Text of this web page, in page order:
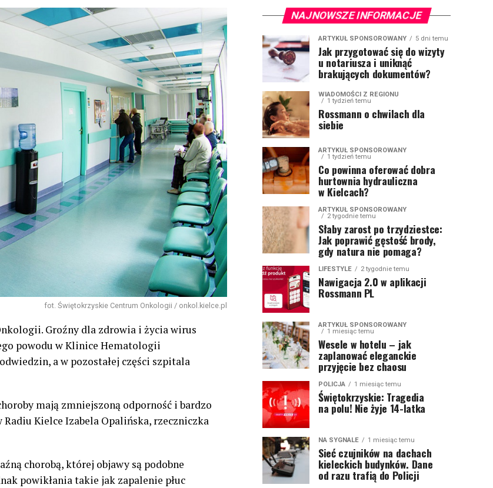
fot. Świętokrzyskie Centrum Onkologii / onkol.kielce.pl
Groźny dla zdrowia i życia wirus
powodu w Klinice Hematologii
a w pozostałej części szpitala
mają zmniejszoną odporność i bardzo
Kielce Izabela Opalińska, rzeczniczka
chorobą, której objawy są podobne
powikłania takie jak zapalenie płuc
NAJNOWSZE INFORMACJE
ARTYKUŁ SPONSOROWANY 5 dni temu
Jak przygotować się do wizyty
u notariusza i uniknąć
brakujących dokumentów?
WIADOMOŚCI Z REGIONU
1 tydzień temu
Rossmann o chwilach dla
siebie
ARTYKUŁ SPONSOROWANY
1 tydzień temu
Co powinna oferować dobra
hurtownia hydrauliczna
w Kielcach?
ARTYKUŁ SPONSOROWANY
2 tygodnie temu
Słaby zarost po trzydziestce:
Jak poprawić gęstość brody,
gdy natura nie pomaga?
LIFESTYLE 2 tygodnie temu
Nawigacja 2.0 w aplikacji
Rossmann PL
ARTYKUŁ SPONSOROWANY
1 miesiąc temu
Wesele w hotelu – jak
zaplanować eleganckie
przyjęcie bez chaosu
POLICJA 1 miesiąc temu
Świętokrzyskie: Tragedia
na polu! Nie żyje 14-latka
NA SYGNALE 1 miesiąc temu
Sieć czujników na dachach
kieleckich budynków. Dane
od razu trafią do Policji